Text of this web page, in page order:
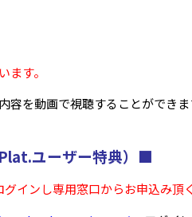
す。
を動画で視聴することができ
ユーザー特典）■
インし専用窓口からお申込み頂